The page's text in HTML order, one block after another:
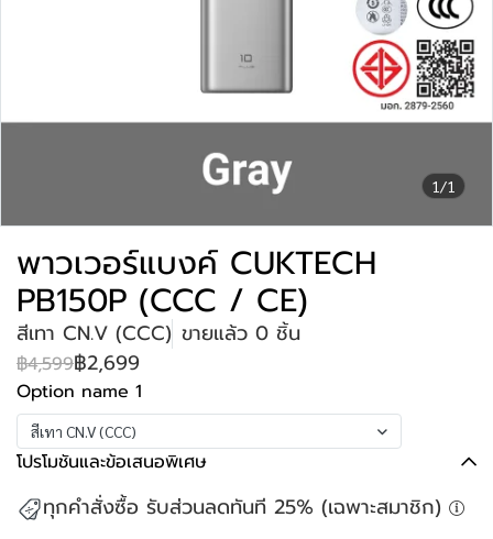
1/1
พาวเวอร์แบงค์ CUKTECH
PB150P (CCC / CE)
สีเทา CN.V (CCC) ขายแล้ว 0 ชิ้น
฿4,599฿2,699
Option name 1
สีเทา CN.V (CCC)
โปรโมชันและข้อเสนอพิเศษ
ทุกคำสั่งซื้อ รับส่วนลดทันที 25% (เฉพาะสมาชิก)